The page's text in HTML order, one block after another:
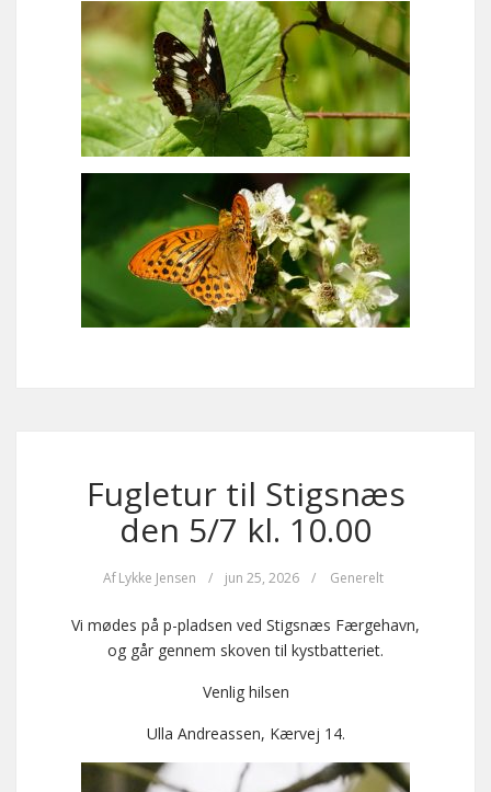
Fugletur til Stigsnæs
den 5/7 kl. 10.00
Af Lykke Jensen / jun 25, 2026 / Generelt
Vi mødes på p-pladsen ved Stigsnæs Færgehavn,
og går gennem skoven til kystbatteriet.
Venlig hilsen
Ulla Andreassen, Kærvej 14.